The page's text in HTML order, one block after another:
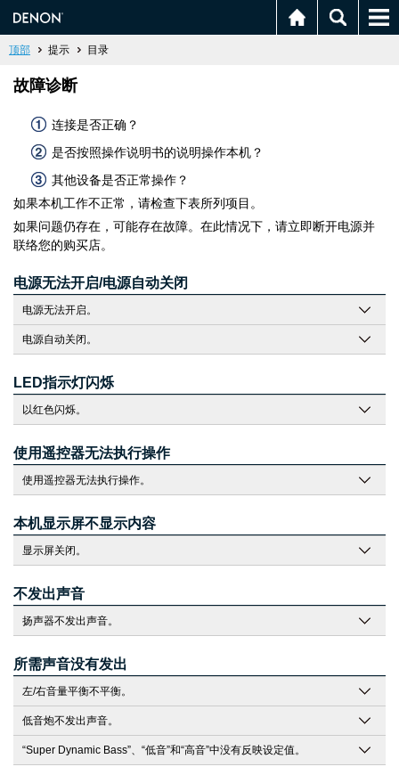
顶部 提示 目录
故障诊断
连接是否正确？
是否按照操作说明书的说明操作本机？
其他设备是否正常操作？
如果本机工作不正常，请检查下表所列项目。
如果问题仍存在，可能存在故障。在此情况下，请立即断开电源并
联络您的购买店。
电源无法开启/电源自动关闭
电源无法开启。
电源自动关闭。
LED指示灯闪烁
以红色闪烁。
使用遥控器无法执行操作
使用遥控器无法执行操作。
本机显示屏不显示内容
显示屏关闭。
不发出声音
扬声器不发出声音。
所需声音没有发出
左/右音量平衡不平衡。
低音炮不发出声音。
“Super Dynamic Bass”、“低音”和“高音”中没有反映设定值。